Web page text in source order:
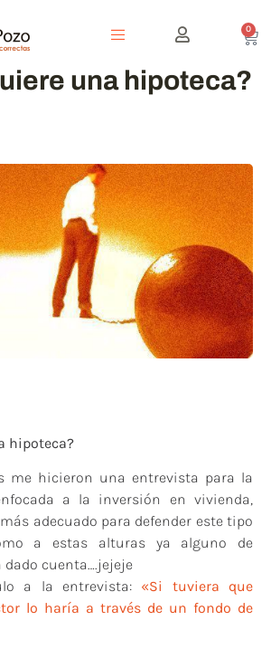
0
una hipoteca?
hipoteca?
me hicieron una entrevista para la
a la inversión en vivienda,
adecuado para defender este tipo
a estas alturas ya alguno de
cuenta….jejeje
a la entrevista: «Si tuviera que
lo haría a través de un fondo de